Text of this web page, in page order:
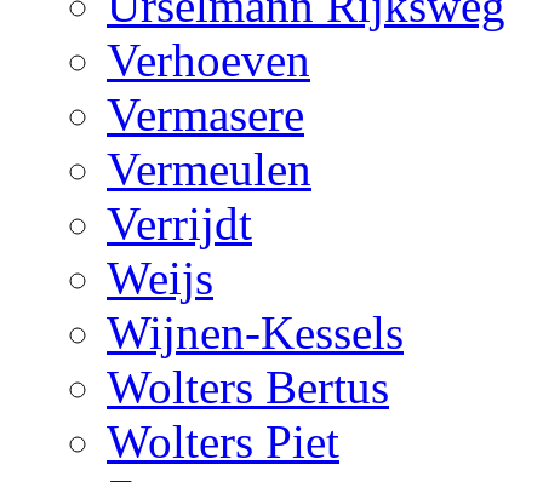
Verhoeven
Vermasere
Vermeulen
Verrijdt
Weijs
Wijnen-Kessels
Wolters Bertus
Wolters Piet